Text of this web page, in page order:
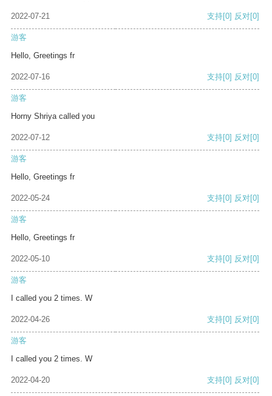
2022-07-21 支持[0] 反对[0]
游客
Hello, Greetings fr
2022-07-16 支持[0] 反对[0]
游客
Horny Shriya called you
2022-07-12 支持[0] 反对[0]
游客
Hello, Greetings fr
2022-05-24 支持[0] 反对[0]
游客
Hello, Greetings fr
2022-05-10 支持[0] 反对[0]
游客
I called you 2 times. W
2022-04-26 支持[0] 反对[0]
游客
I called you 2 times. W
2022-04-20 支持[0] 反对[0]